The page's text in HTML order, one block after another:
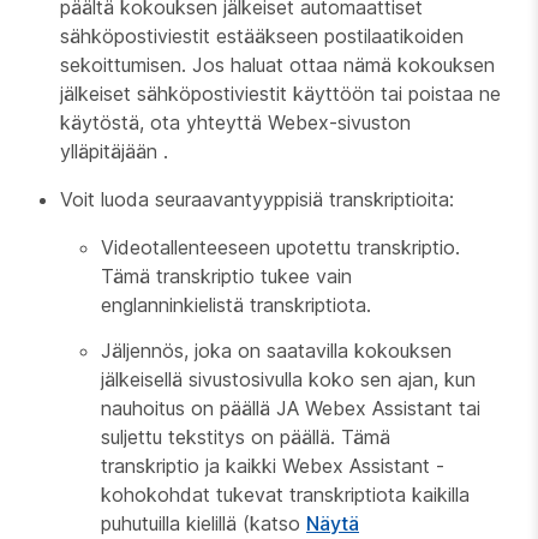
päältä kokouksen jälkeiset automaattiset
sähköpostiviestit estääkseen postilaatikoiden
sekoittumisen. Jos haluat ottaa nämä kokouksen
jälkeiset sähköpostiviestit käyttöön tai poistaa ne
käytöstä, ota yhteyttä Webex-sivuston
ylläpitäjään .
Voit luoda seuraavantyyppisiä transkriptioita:
Videotallenteeseen upotettu transkriptio.
Tämä transkriptio tukee vain
englanninkielistä transkriptiota.
Jäljennös, joka on saatavilla kokouksen
jälkeisellä sivustosivulla koko sen ajan, kun
nauhoitus on päällä JA Webex Assistant tai
suljettu tekstitys on päällä. Tämä
transkriptio ja kaikki Webex Assistant -
kohokohdat tukevat transkriptiota kaikilla
puhutuilla kielillä (katso Näytä